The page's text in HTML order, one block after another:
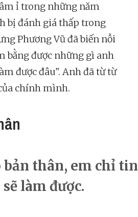
ỉ trong những năm
bị đánh giá thấp trong
Phương Vũ đã biến nỗi
bằng được những gì anh
được đâu". Anh đã từ từ
chính mình.
thân, em chỉ tin
làm được.